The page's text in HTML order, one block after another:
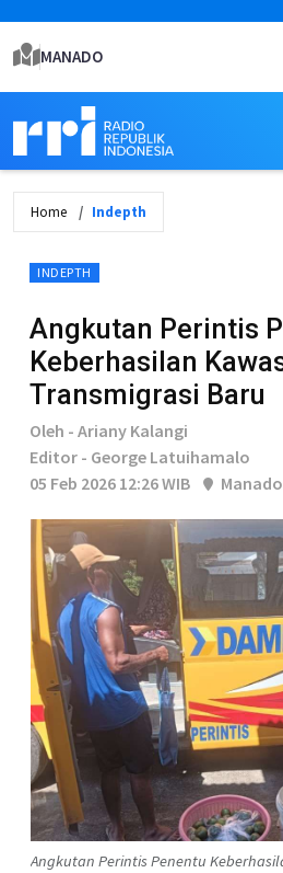
MANADO
Home Indepth
INDEPTH
Angkutan Perintis
Keberhasilan
Transmigrasi Baru
Oleh - Ariany Kalangi
Editor - George Latuihamalo
05 Feb 2026 12:26 WIB
Manado
Angkutan Perintis Penentu